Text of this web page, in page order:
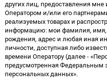
других лиц, предоставления
Оператором и/или его
реализуемых товарах и
информацию: мои фамилия, имя,
рождения, адрес и любая иная
личности, доступная либо
времени Оператору (далее -
предусмотренная Федеральным
персональных данных».